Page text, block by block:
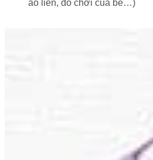
áo liền, đồ chơi của bé…)